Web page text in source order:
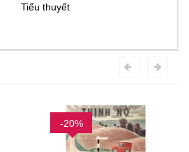
Tiểu thuyết
-20%